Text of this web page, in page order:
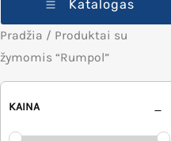
Katalogas
Pradžia / Produktai su
žymomis “Rumpol”
KAINA